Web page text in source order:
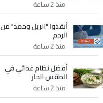
منذ 2 ساعة
أنقذوا "الريل وحمد" من
الرجم
منذ 2 ساعة
أفضل نظام غذائي في
الطقس الحار
منذ 2 ساعة